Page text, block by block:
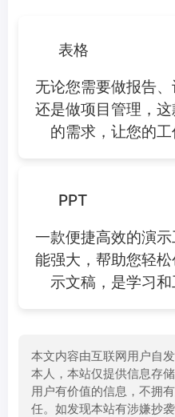
表格
无论您需要做报告、
还是做项目管理，
的需求，让您的
PPT
一款便捷高效的演
能强大，帮助您轻
示文稿，是学习和
本文内容由互联网用户自
本人，本站仅提供信息存
用户有价值的信息，不拥
任。如发现本站有涉嫌抄